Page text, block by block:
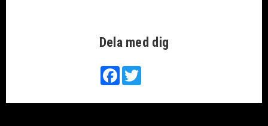
Dela med dig
FacebookTwitter